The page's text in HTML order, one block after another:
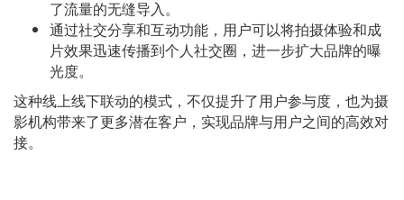
了流量的无缝导入。
通过社交分享和互动功能，用户可以将拍摄体验和成
片效果迅速传播到个人社交圈，进一步扩大品牌的曝
光度。
这种线上线下联动的模式，不仅提升了用户参与度，也为摄
影机构带来了更多潜在客户，实现品牌与用户之间的高效对
接。